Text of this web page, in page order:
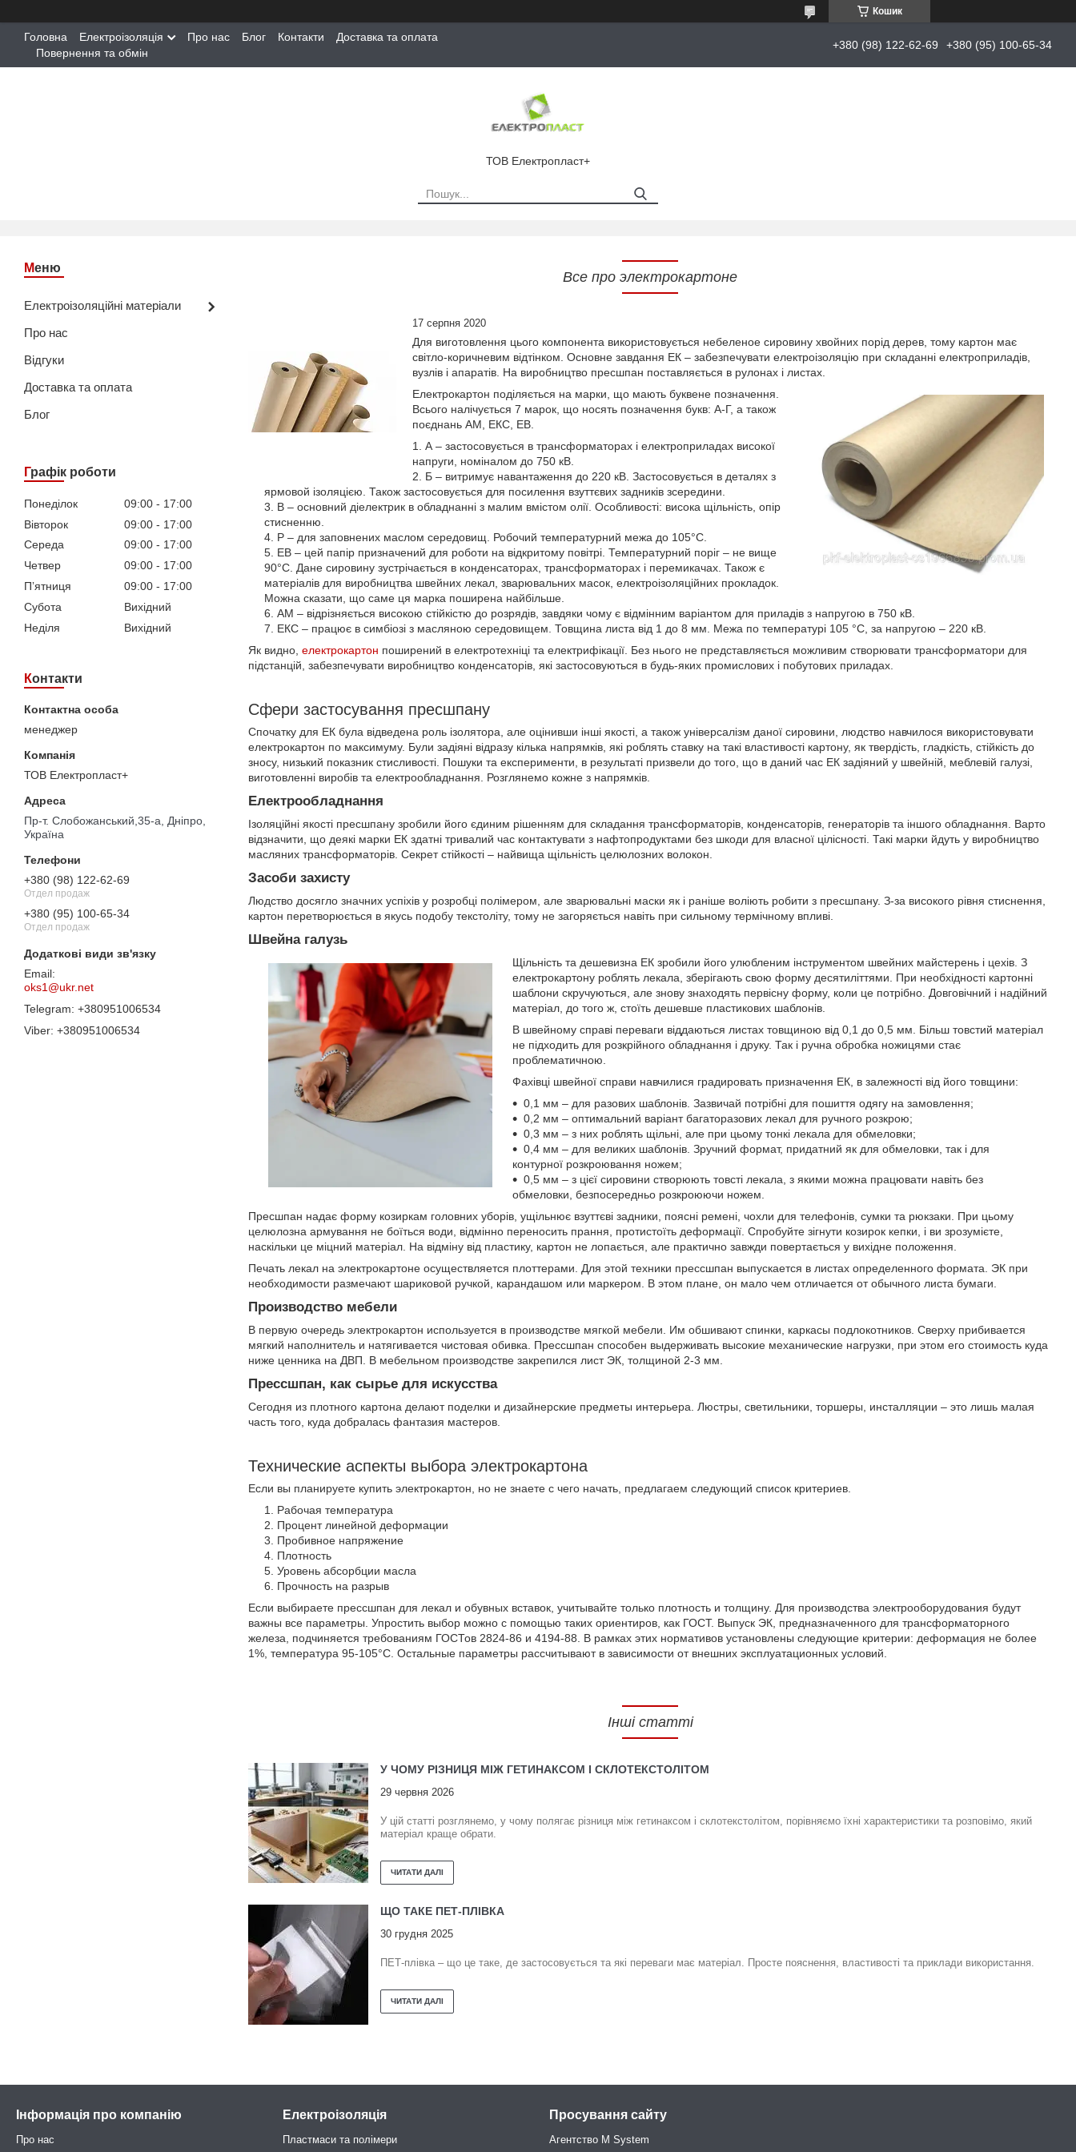
Кошик
Головна Електроізоляція Про нас Блог Контакти
Доставка та оплата
Повернення та обмін
+380 (98) 122-62-69 +380 (95) 100-65-34
ТОВ Електропласт+
Електроізоляційні матеріали
Про нас
Відгуки
Доставка та оплата
Блог
Графік роботи
Понеділок 09:00
17:00
Вівторок
09:00
17:00
Середа
09:00
17:00
Четвер
09:00
17:00
Пʼятниця
09:00
17:00
Субота
Вихідний
Неділя
Вихідний
Контакти
менеджер
ТОВ Електропласт+
Пр-т. Слобожанський,35-а, Дніпро,
Україна
+380 (98) 122-62-69
Отдел продаж
+380 (95) 100-65-34
Отдел продаж
oks1@ukr.net
+380951006534
+380951006534
Все про электрокартоне
17 серпня 2020
Для виготовлення цього компонента використовується небеленое сировину хвойних порід дерев, тому картон має
світло-коричневим відтінком. Основне завдання ЕК – забезпечувати електроізоляцію при складанні електроприладів,
вузлів і апаратів. На виробництво пресшпан поставляється в рулонах і листах.
Електрокартон поділяється на марки, що мають буквене позначення.
Всього налічується 7 марок, що носять позначення букв: А-Г, а також
поєднань АМ, ЕКС, ЕВ.
А – застосовується в трансформаторах і електроприладах високої
напруги, номіналом до 750 кВ.
Б – витримує навантаження до 220 кВ. Застосовується в деталях з
ярмовой ізоляцією. Також застосовується для посилення взуттєвих задників зсередини.
В – основний діелектрик в обладнанні з малим вмістом олії. Особливості: висока щільність, опір
стисненню.
Р – для заповнених маслом середовищ. Робочий температурний межа до 105°С.
ЕВ – цей папір призначений для роботи на відкритому повітрі. Температурний поріг – не вище
90°С. Дане сировину зустрічається в конденсаторах, трансформаторах і перемикачах. Також є
матеріалів для виробництва швейних лекал, зварювальних масок, електроізоляційних прокладок.
Можна сказати, що саме ця марка поширена найбільше.
АМ – відрізняється високою стійкістю до розрядів, завдяки чому є відмінним варіантом для приладів з напругою в 750 кВ.
ЕКС – працює в симбіозі з масляною середовищем. Товщина листа від 1 до 8 мм. Межа по температурі 105 °С, за напругою – 220 кВ.
Як видно, електрокартон поширений в електротехніці та електрифікації. Без нього не представляється можливим створювати трансформатори для
підстанцій, забезпечувати виробництво конденсаторів, які застосовуються в будь-яких промислових і побутових приладах.
Сфери застосування пресшпану
Спочатку для ЕК була відведена роль ізолятора, але оцінивши інші якості, а також універсалізм даної сировини, людство навчилося використовувати
електрокартон по максимуму. Були задіяні відразу кілька напрямків, які роблять ставку на такі властивості картону, як твердість, гладкість, стійкість до
зносу, низький показник стисливості. Пошуки та експерименти, в результаті призвели до того, що в даний час ЕК задіяний у швейній, меблевій галузі,
виготовленні виробів та електрообладнання. Розглянемо кожне з напрямків.
Електрообладнання
Ізоляційні якості пресшпану зробили його єдиним рішенням для складання трансформаторів, конденсаторів, генераторів та іншого обладнання. Варто
відзначити, що деякі марки ЕК здатні тривалий час контактувати з нафтопродуктами без шкоди для власної цілісності. Такі марки йдуть у виробництво
масляних трансформаторів. Секрет стійкості – найвища щільність целюлозних волокон.
Засоби захисту
Людство досягло значних успіхів у розробці полімером, але зварювальні маски як і раніше воліють робити з пресшпану. З-за високого рівня стиснення,
картон перетворюється в якусь подобу текстоліту, тому не загоряється навіть при сильному термічному впливі.
Швейна галузь
Щільність та дешевизна ЕК зробили його улюбленим інструментом швейних майстерень і цехів. З
електрокартону роблять лекала, зберігають свою форму десятиліттями. При необхідності картонні
шаблони скручуються, але знову знаходять первісну форму, коли це потрібно. Довговічний і надійний
матеріал, до того ж, стоїть дешевше пластикових шаблонів.
В швейному справі переваги віддаються листах товщиною від 0,1 до 0,5 мм. Більш товстий матеріал
не підходить для розкрійного обладнання і друку. Так і ручна обробка ножицями стає
проблематичною.
Фахівці швейної справи навчилися градировать призначення ЕК, в залежності від його товщини:
0,1 мм – для разових шаблонів. Зазвичай потрібні для пошиття одягу на замовлення;
0,2 мм – оптимальний варіант багаторазових лекал для ручного розкрою;
0,3 мм – з них роблять щільні, але при цьому тонкі лекала для обмеловки;
0,4 мм – для великих шаблонів. Зручний формат, придатний як для обмеловки, так і для
контурної розкроювання ножем;
0,5 мм – з цієї сировини створюють товсті лекала, з якими можна працювати навіть без
обмеловки, безпосередньо розкроюючи ножем.
Пресшпан надає форму козиркам головних уборів, ущільнює взуттєві задники, поясні ремені, чохли для телефонів, сумки та рюкзаки. При цьому
целюлозна армування не боїться води, відмінно переносить прання, протистоїть деформації. Спробуйте зігнути козирок кепки, і ви зрозумієте,
наскільки це міцний матеріал. На відміну від пластику, картон не лопається, але практично завжди повертається у вихідне положення.
Печать лекал на электрокартоне осуществляется плоттерами. Для этой техники прессшпан выпускается в листах определенного формата. ЭК при
необходимости размечают шариковой ручкой, карандашом или маркером. В этом плане, он мало чем отличается от обычного листа бумаги.
Производство мебели
В первую очередь электрокартон используется в производстве мягкой мебели. Им обшивают спинки, каркасы подлокотников. Сверху прибивается
мягкий наполнитель и натягивается чистовая обивка. Прессшпан способен выдерживать высокие механические нагрузки, при этом его стоимость куда
ниже ценника на ДВП. В мебельном производстве закрепился лист ЭК, толщиной 2-3 мм.
Прессшпан, как сырье для искусства
Сегодня из плотного картона делают поделки и дизайнерские предметы интерьера. Люстры, светильники, торшеры, инсталляции – это лишь малая
часть того, куда добралась фантазия мастеров.
Технические аспекты выбора электрокартона
Если вы планируете купить электрокартон, но не знаете с чего начать, предлагаем следующий список критериев.
Рабочая температура
Процент линейной деформации
Пробивное напряжение
Плотность
Уровень абсорбции масла
Прочность на разрыв
Если выбираете прессшпан для лекал и обувных вставок, учитывайте только плотность и толщину. Для производства электрооборудования будут
важны все параметры. Упростить выбор можно с помощью таких ориентиров, как ГОСТ. Выпуск ЭК, предназначенного для трансформаторного
железа, подчиняется требованиям ГОСТов 2824-86 и 4194-88. В рамках этих нормативов установлены следующие критерии: деформация не более
1%, температура 95-105°С. Остальные параметры рассчитывают в зависимости от внешних эксплуатационных условий.
Інші статті
У ЧОМУ РІЗНИЦЯ МІЖ ГЕТИНАКСОМ І СКЛОТЕКСТОЛІТОМ
29 червня 2026
У цій статті розглянемо, у чому полягає різниця між гетинаксом і склотекстолітом, порівняємо їхні характеристики та розповімо, який
матеріал краще обрати.
ЩО ТАКЕ ПЕТ-ПЛІВКА
30 грудня 2025
ПЕТ-плівка – що це таке, де застосовується та які переваги має матеріал. Просте пояснення, властивості та приклади використання.
Інформація про компанію
Про нас
Електроізоляція
Пластмаси та полімери
Просування сайту
Агентство M System